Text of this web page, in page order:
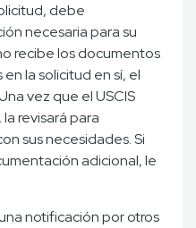
debe
necesaria para su
recibe los documentos
la solicitud en sí, el
vez que el USCIS
revisará para
sus necesidades. Si
adicional, le
notificación por otros